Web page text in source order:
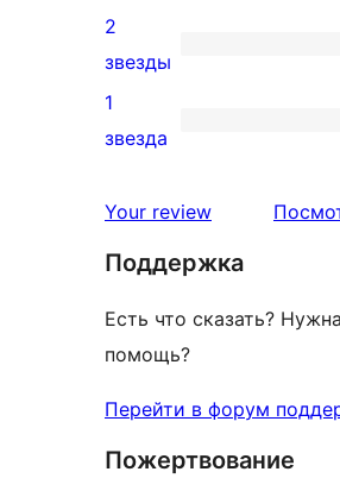
отзыв
3-
звездный
отзыв
0
2-
звездный
2
звезды
5
звездный
1
звезда
Your review
Поддержка
Есть что сказать? Нужна
помощь?
Перейти в форум
Пожертвование